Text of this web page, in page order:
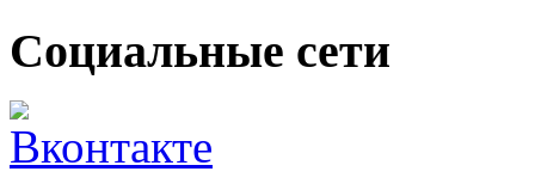
Социальные сети